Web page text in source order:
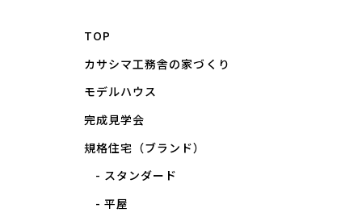
TOP
カサシマ工務舎の家づくり
モデルハウス
完成見学会
規格住宅（ブランド）
スタンダード
平屋